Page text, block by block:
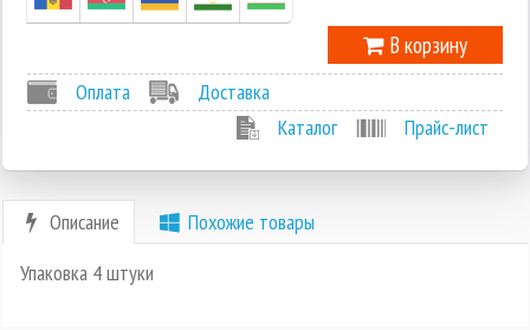
В корзину
Оплата
Доставка
Каталог
Прайс-лист
Описание
Похожие товары
Упаковка 4 штуки